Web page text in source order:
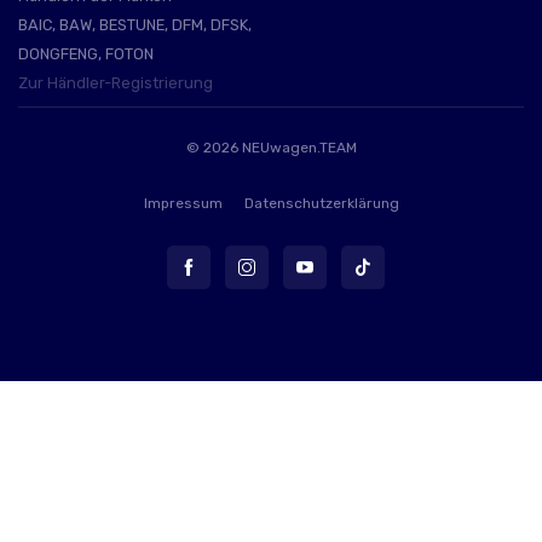
BAIC, BAW, BESTUNE, DFM, DFSK,
DONGFENG, FOTON
Zur Händler-Registrierung
© 2026 NEUwagen.TEAM
Impressum Datenschutzerklärung